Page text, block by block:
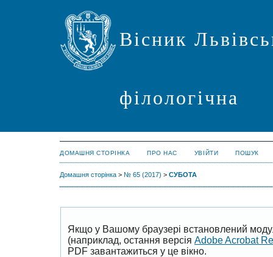
Вісник
філологічна
ДОМАШНЯ СТОРІНКА ПРО НАС УВІЙТИ ПОШУК
Домашня сторінка > № 65 (2017) > СУБОТА
Якщо у Вашому браузері встановлений
(наприклад, остання версія Adobe Acrobat
PDF завантажиться у це вікно.